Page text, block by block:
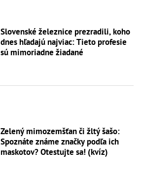
Slovenské železnice prezradili, koho
dnes hľadajú najviac: Tieto profesie
sú mimoriadne žiadané
Zelený mimozemšťan či žltý šašo:
Spoznáte známe značky podľa ich
maskotov? Otestujte sa! (kvíz)